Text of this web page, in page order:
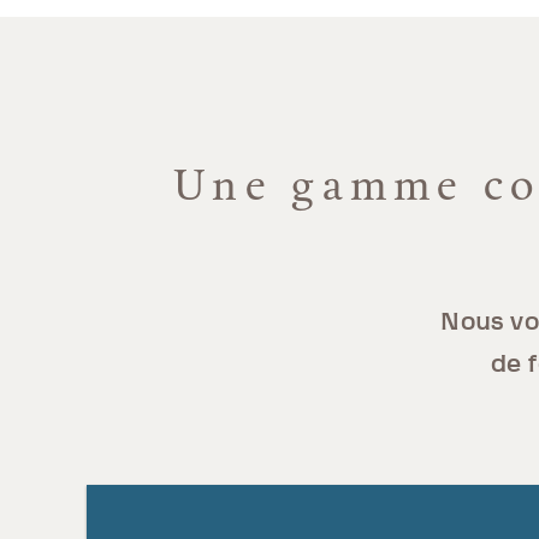
Une gamme
Nous
de